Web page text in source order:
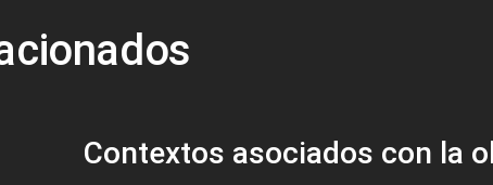
Contextos asociados con la